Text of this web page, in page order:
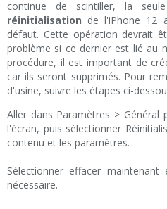
continue de scintiller, la
réinitialisation de l'iPhone 12
défaut. Cette opération devrait
problème si ce dernier est lié au
procédure, il est important de
car ils seront supprimés. Pour
d'usine, suivre les étapes ci-
Aller dans Paramètres >
l'écran, puis sélectionner
contenu et les paramètres.
Sélectionner effacer
nécessaire.